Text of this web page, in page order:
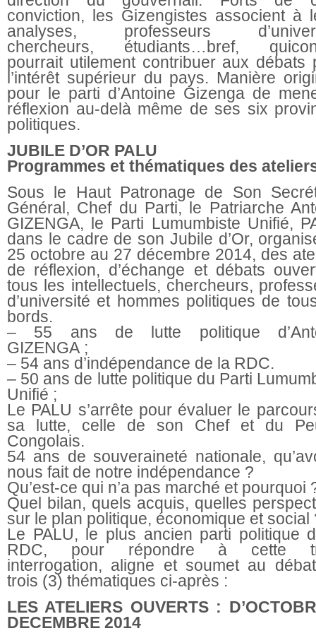
conviction, les Gizengistes associent à
analyses, professeurs
chercheurs, étudiants…bref,
pourrait utilement contribuer aux débats
l’intérêt supérieur du pays. Manière
pour le parti d’Antoine Gizenga de
réflexion au-delà même de ses six
politiques.
JUBILE D’OR PALU
Programmes et thématiques des
Sous le Haut Patronage de Son
Général, Chef du Parti, le Patriarche
GIZENGA, le Parti Lumumbiste Unifié,
dans le cadre de son Jubile d’Or,
25 octobre au 27 décembre 2014, des
de réflexion, d’échange et débats
tous les intellectuels, chercheurs,
d’université et hommes politiques de
bords.
– 55 ans de lutte politique
GIZENGA ;
– 54 ans d’indépendance de la RDC.
– 50 ans de lutte politique du Parti
Unifié ;
Le PALU s’arrête pour évaluer le
sa lutte, celle de son Chef et du
Congolais.
54 ans de souveraineté nationale,
nous fait de notre indépendance ?
Qu’est-ce qui n’a pas marché et pourquoi
Quel bilan, quels acquis, quelles
sur le plan politique, économique et social
Le PALU, le plus ancien parti politique
RDC, pour répondre à cette
interrogation, aligne et soumet au
trois (3) thématiques ci-après :
LES ATELIERS OUVERTS :
DECEMBRE 2014